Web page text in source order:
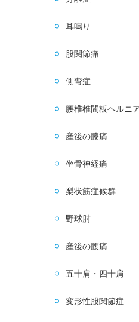
耳鳴り
股関節痛
側弯症
腰椎椎間板ヘルニ
産後の膝痛
坐骨神経痛
梨状筋症候群
野球肘
産後の腰痛
五十肩・四十肩
変形性股関節症